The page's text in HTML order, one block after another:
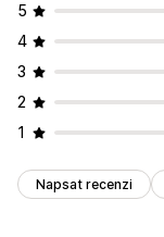
5
4
3
2
1
Napsat recenzi